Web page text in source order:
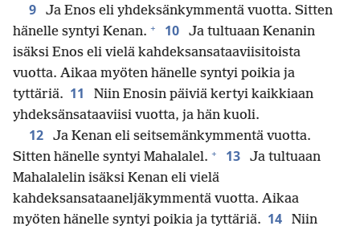
9
Ja Enos eli yhdeksänkymmentä vuotta. Sitten
hänelle syntyi Kenan. + 10
Ja tultuaan Kenanin
isäksi Enos eli vielä kahdeksansataaviisitoista
vuotta. Aikaa myöten hänelle syntyi poikia ja
tyttäriä. 11
Niin Enosin päiviä kertyi kaikkiaan
yhdeksänsataaviisi vuotta, ja hän kuoli.
12
Ja Kenan eli seitsemänkymmentä vuotta.
Sitten hänelle syntyi Mahalalel. + 13
Ja tultuaan
Mahalalelin isäksi Kenan eli vielä
kahdeksansataaneljäkymmentä vuotta. Aikaa
myöten hänelle syntyi poikia ja tyttäriä. 14
Niin